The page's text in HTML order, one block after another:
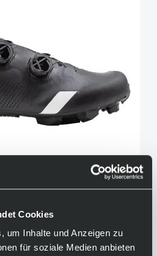
Cookies
um Inhalte und Anzeigen zu
für soziale Medien anbieten